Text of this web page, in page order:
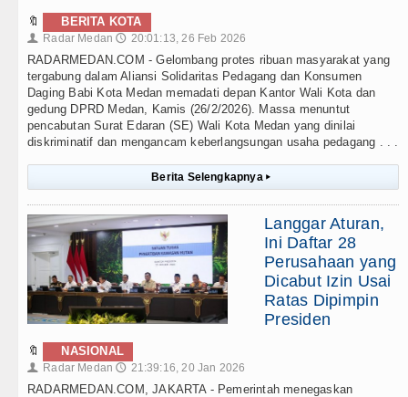
🔖 BERITA KOTA
👤 Radar Medan 🕔 20:01:13, 26 Feb 2026
RADARMEDAN.COM - Gelombang protes ribuan masyarakat yang
tergabung dalam Aliansi Solidaritas Pedagang dan Konsumen
Daging Babi Kota Medan memadati depan Kantor Wali Kota dan
gedung DPRD Medan, Kamis (26/2/2026). Massa menuntut
pencabutan Surat Edaran (SE) Wali Kota Medan yang dinilai
diskriminatif dan mengancam keberlangsungan usaha pedagang . . .
Berita Selengkapnya ▸
Langgar Aturan,
Ini Daftar 28
Perusahaan yang
Dicabut Izin Usai
Ratas Dipimpin
Presiden
🔖 NASIONAL
👤 Radar Medan 🕔 21:39:16, 20 Jan 2026
RADARMEDAN.COM, JAKARTA - Pemerintah menegaskan